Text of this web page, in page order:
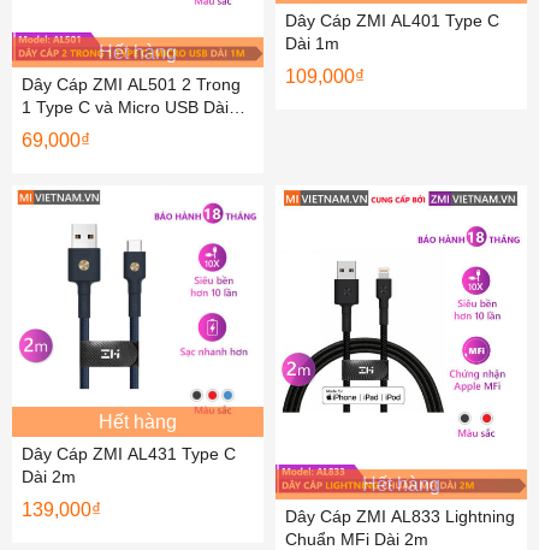
Hết hàng
Dây Cáp ZMI AL501 2 Trong
1 Type C và Micro USB Dài
1m
69,000₫
Dây Cáp ZMI AL401 Type C
Dài 1m
109,000₫
Hết hàng
Dây Cáp ZMI AL431 Type C
Dài 2m
139,000₫
Hết hàng
Dây Cáp ZMI AL833 Lightning
Chuẩn MFi Dài 2m